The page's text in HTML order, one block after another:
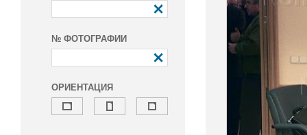
№ ФОТОГРАФИИ
ОРИЕНТАЦИЯ